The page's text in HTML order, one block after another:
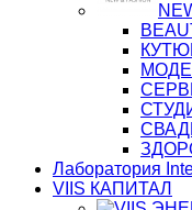
Лаборатория
VIIS КАПИТАЛ